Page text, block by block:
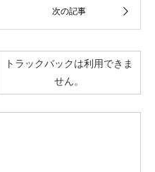
トラックバックは利用できま
せん。